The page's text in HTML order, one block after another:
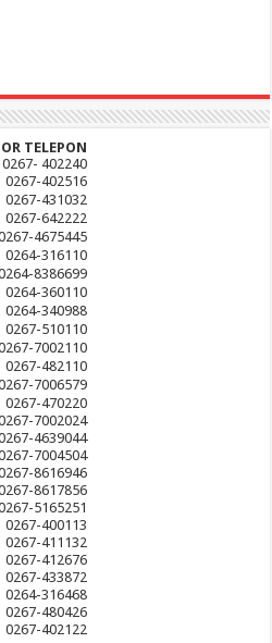
TELEPON
0267- 402240
0267-402516
0267-431032
0267-642222
4675445
0264-316110
8386699
0264-360110
0264-340988
0267-510110
7002110
0267-482110
7006579
0267-470220
7002024
4639044
7004504
8616946
8617856
5165251
0267-400113
0267-411132
0267-412676
0267-433872
0264-316468
0267-480426
0267-402122